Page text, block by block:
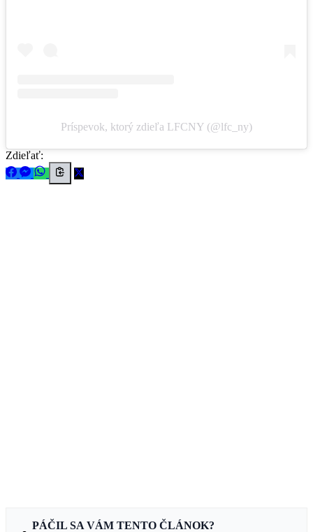
Príspevok, ktorý zdieľa LFCNY (@lfc_ny)
Zdieľať:
PÁČIL SA VÁM TENTO ČLÁNOK?